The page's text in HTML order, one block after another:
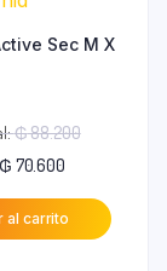
Sec M X
₲88.200El
original
era:
₲ 70.600
precio
actual
al carrito